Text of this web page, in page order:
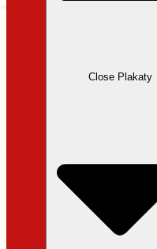
Close Plakaty